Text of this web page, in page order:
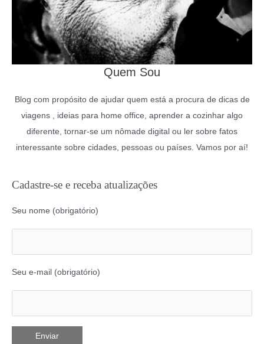
Quem Sou
Blog com propósito de ajudar quem está a procura de dicas de
viagens , ideias para home office, aprender a cozinhar algo
diferente, tornar-se um nômade digital ou ler sobre fatos
interessante sobre cidades, pessoas ou países. Vamos por aí!
Cadastre-se e receba atualizações
Seu nome (obrigatório)
Seu e-mail (obrigatório)